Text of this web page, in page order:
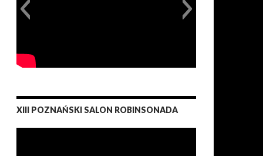
XIII POZNAŃSKI SALON ROBINSONADA